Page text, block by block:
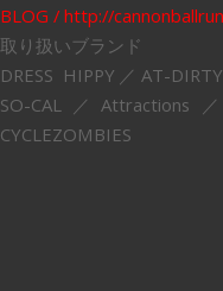
BLOG / http://
取り扱いブランド
DRESS HIPPY／AT-
SO-CAL／Attractions
CYCLEZOMBIES